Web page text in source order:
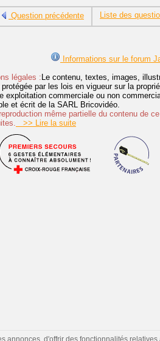
Question précédente Liste des
Informations sur le forum
légales :Le contenu, textes, images,
par les lois en vigueur sur la
exploitation commerciale ou non
et écrit de la SARL Bricovidéo.
même partielle du contenu de
>> Lire la suite
annonces, d'offrir des fonctionnalités